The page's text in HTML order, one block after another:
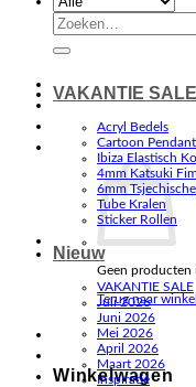
Zoeken
Geen producten
Terug naar winkel
Winkelwagen
VAKANTIE SALE
Acryl Bedels
Cartoon
Ibiza Elastisch
4mm Katsuki
6mm
Tube Kralen
Sticker Rollen
Nieuw
VAKANTIE SALE
Juli 2026
Juni 2026
Mei 2026
April 2026
Maart 2026
Inspiratie